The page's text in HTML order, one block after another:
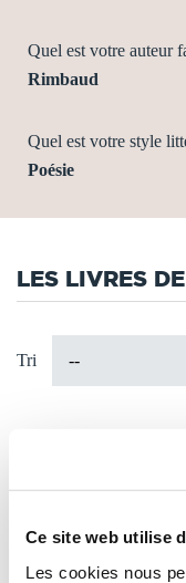
Ce site web utilise
Les cookies nous
Quel est votre auteur
Rimbaud
Quel est votre style
Poésie
LES LIVRES
Tri